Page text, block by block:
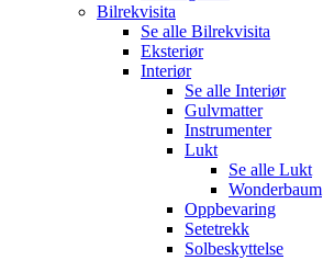
Bilrekvisita
Se alle Bilrekvisita
Eksteriør
Interiør
Se alle Interiør
Gulvmatter
Instrumenter
Lukt
Se alle Lukt
Wonderbaum
Oppbevaring
Setetrekk
Solbeskyttelse